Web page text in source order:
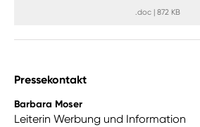
.doc 872 KB
Pressekontakt
Barbara Moser
Leiterin Werbung und Information